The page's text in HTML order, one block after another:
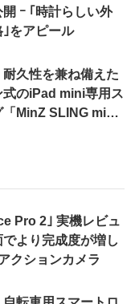
ｰ ｢時計らしい外
をアピール
久性を兼ね備えた
式のiPad mini専用ス
「MinZ SLING mini
Pro 2｣ 実機レビュ
より完成度が増し
クションカメラ